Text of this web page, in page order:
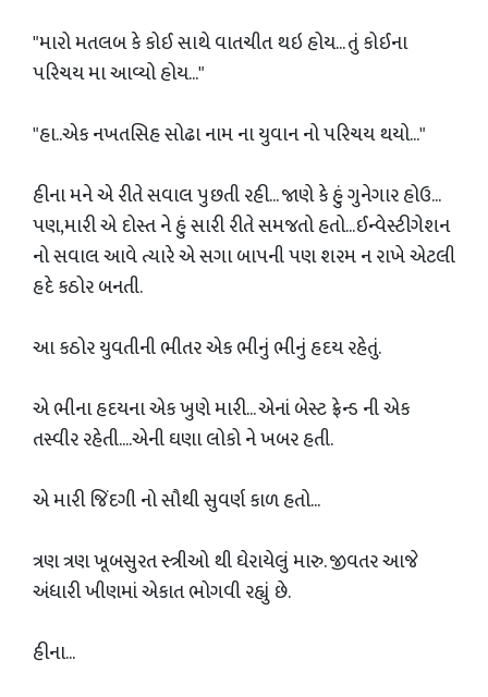
"મારો મતલબ કે કોઈ સાથે વાતચીત થઇ હોય... તું કોઈના
પરિચય મા આવ્યો હોય..."
"હા..એક નખતસિહ સોઢા નામ ના યુવાન નો પરિચય થયો..."
હીના મને એ રીતે સવાલ પુછતી રહી... જાણે કે હું ગુનેગાર હોઉ...
પણ,મારી એ દોસ્ત ને હું સારી રીતે સમજતો હતો...ઈન્વેસ્ટીગેશન
નો સવાલ આવે ત્યારે એ સગા બાપની પણ શરમ ન રાખે એટલી
હદે કઠોર બનતી.
આ કઠોર યુવતીની ભીતર એક ભીનું ભીનું હદય રહેતું.
એ ભીના હદયના એક ખુણે મારી... એનાં બેસ્ટ ફ્રેન્ડ ની એક
તસ્વીર રહેતી....એની ઘણા લોકો ને ખબર હતી.
એ મારી જિંદગી નો સૌથી સુવર્ણ કાળ હતો...
ત્રણ ત્રણ ખૂબસુરત સ્ત્રીઓ થી ઘેરાયેલું મારુ. જીવતર આજે
અંધારી ખીણમાં એકાત ભોગવી રહ્યું છે.
હીના...